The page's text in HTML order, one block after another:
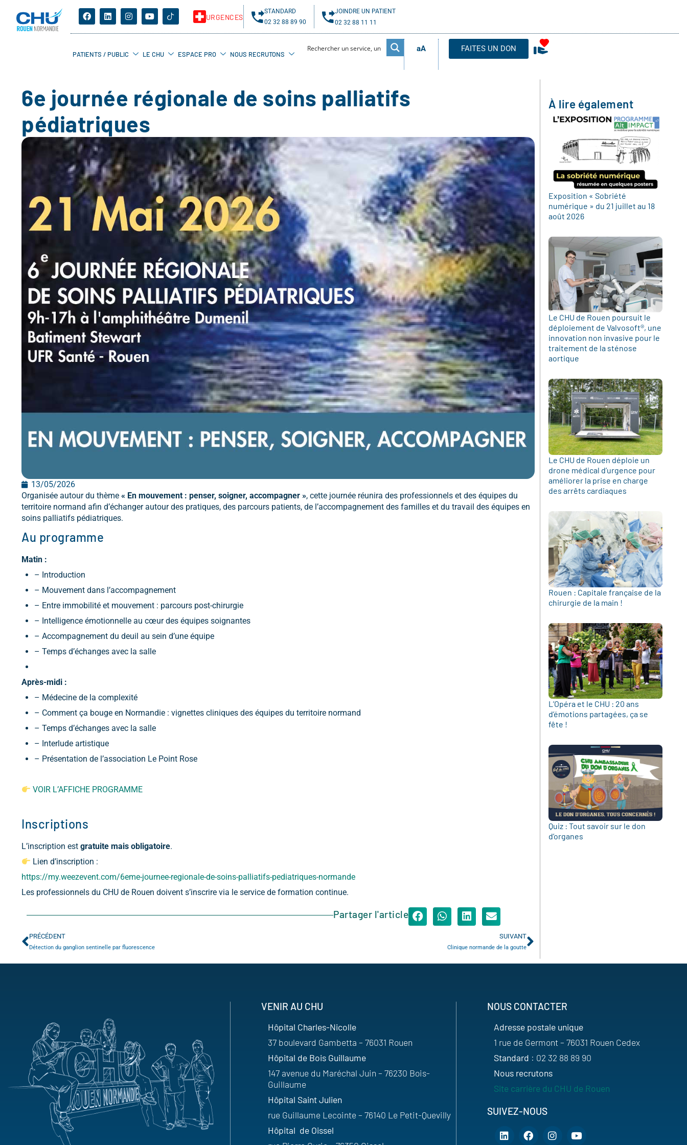
URGENCES
STANDARD
02 32 88 89 90
JOINDRE UN PATIENT
02 32 88 11 11
PATIENTS / PUBLIC LE CHU ESPACE PRO NOUS RECRUTONS
aA FAITES UN DON
6e journée régionale de soins palliatifs
pédiatriques
13/05/2026
Organisée autour du thème « En mouvement : penser, soigner, accompagner », cette journée réunira des professionnels et des équipes du
territoire normand afin d’échanger autour des pratiques, des parcours patients, de l’accompagnement des familles et du travail des équipes en
soins palliatifs pédiatriques.
Au programme
Matin :
– Introduction
– Mouvement dans l’accompagnement
– Entre immobilité et mouvement : parcours post-chirurgie
– Intelligence émotionnelle au cœur des équipes soignantes
– Accompagnement du deuil au sein d’une équipe
– Temps d’échanges avec la salle
Après-midi :
– Médecine de la complexité
– Comment ça bouge en Normandie : vignettes cliniques des équipes du territoire normand
– Temps d’échanges avec la salle
– Interlude artistique
– Présentation de l’association Le Point Rose
VOIR L’AFFICHE PROGRAMME
Inscriptions
L’inscription est gratuite mais obligatoire.
Lien d’inscription :
https://my.weezevent.com/6eme-journee-regionale-de-soins-palliatifs-pediatriques-normande
Les professionnels du CHU de Rouen doivent s’inscrire via le service de formation continue.
Partager l'article
PRÉCÉDENT
Détection du ganglion sentinelle par fluorescence
SUIVANT
Clinique normande de la goutte
À lire également
Exposition « Sobriété
numérique » du 21 juillet au 18
août 2026
Le CHU de Rouen poursuit le
déploiement de Valvosoft®, une
innovation non invasive pour le
traitement de la sténose
aortique
Le CHU de Rouen déploie un
drone médical d’urgence pour
améliorer la prise en charge
des arrêts cardiaques
Rouen : Capitale française de la
chirurgie de la main !
L’Opéra et le CHU : 20 ans
d’émotions partagées, ça se
fête !
Quiz : Tout savoir sur le don
d’organes
VENIR AU CHU
Hôpital Charles-Nicolle
37 boulevard Gambetta – 76031 Rouen
Hôpital de Bois Guillaume
147 avenue du Maréchal Juin – 76230 Bois-
Guillaume
Hôpital Saint Julien
rue Guillaume Lecointe – 76140 Le Petit-Quevilly
Hôpital de Oissel
NOUS CONTACTER
Adresse postale unique
1 rue de Germont – 76031 Rouen Cedex
Standard : 02 32 88 89 90
Nous recrutons
Site carrière du CHU de Rouen
SUIVEZ-NOUS